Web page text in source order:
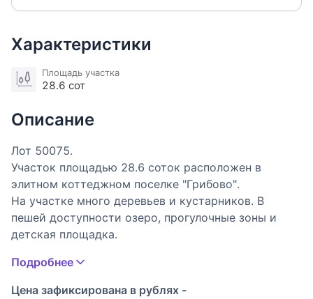
Характеристики
Площадь участка
28.6 сот
Описание
Лот 50075.
Участок площадью 28.6 соток расположен в
элитном коттеджном поселке "Грибово".
На участке много деревьев и кустарников. В
пешей доступности озеро, прогулочные зоны и
детская площадка.
Загородный жилой комплекс «Грибово» удачно
расположился по направлению Минского шоссе
Подробнее
Цена зафиксирована в рублях -